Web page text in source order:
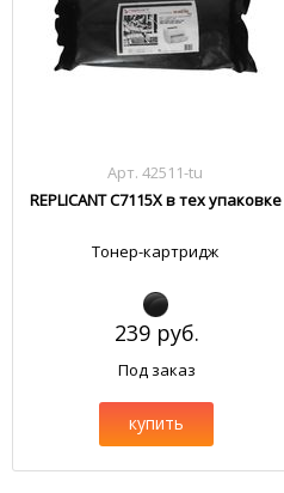
Арт. 42511-tu
REPLICANT C7115X в тех упаковке
Тонер-картридж
239 руб.
Под заказ
купить